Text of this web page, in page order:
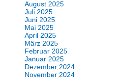
August 2025
Juli 2025
Juni 2025
Mai 2025
April 2025
März 2025
Februar 2025
Januar 2025
Dezember 2024
November 2024